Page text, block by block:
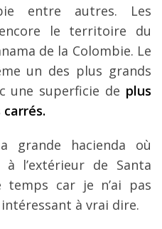
entre autres. Les
le territoire du
de la Colombie. Le
un des plus grands
une superficie de plus
grande hacienda où
l’extérieur de Santa
temps car je n’ai pas
à vrai dire.